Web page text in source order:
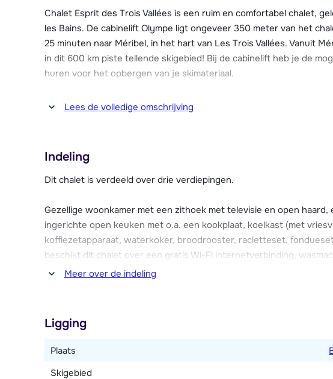
Chalet Esprit des Trois Vallées is een ruim en comfortabel chalet,
les Bains. De cabinelift Olympe ligt ongeveer 350 meter van het
25 minuten naar Méribel, in het hart van Les Trois Vallées. Vanuit
in dit 600 km piste tellende skigebied! Bij de cabinelift heb je de
huren voor het opbergen van je skimateriaal.
In Brides les Bains vind je alle benodigde faciliteiten voor je
diverse wellnessfaciliteiten, massages en beautybehandelingen. Dit
op ca. 300 meter afstand van het chalet.
Chalet Esprit des Trois Vallées is ingericht in typisch Savoyaardse
en natuursteen. Het chalet heeft o.a. een balkon, gratis Wi-Fi
in de woonkamer en alle slaapkamers in het chalet zijn voorzien van
chalet is parkeergelegenheid voor 10 auto's.
Lees de volledige omschrijving
Indeling
Dit chalet is verdeeld over drie verdiepingen.
Gezellige woonkamer met een zithoek met televisie en open
ingerichte open keuken met o.a. een kookplaat, koelkast (met
koffiezetapparaat, waterkoker, broodrooster, racletteset,
beschikt dit chalet over een gratis Wi-Fi internetverbinding,
Meer over de indeling
Ligging
Plaats
Skigebied